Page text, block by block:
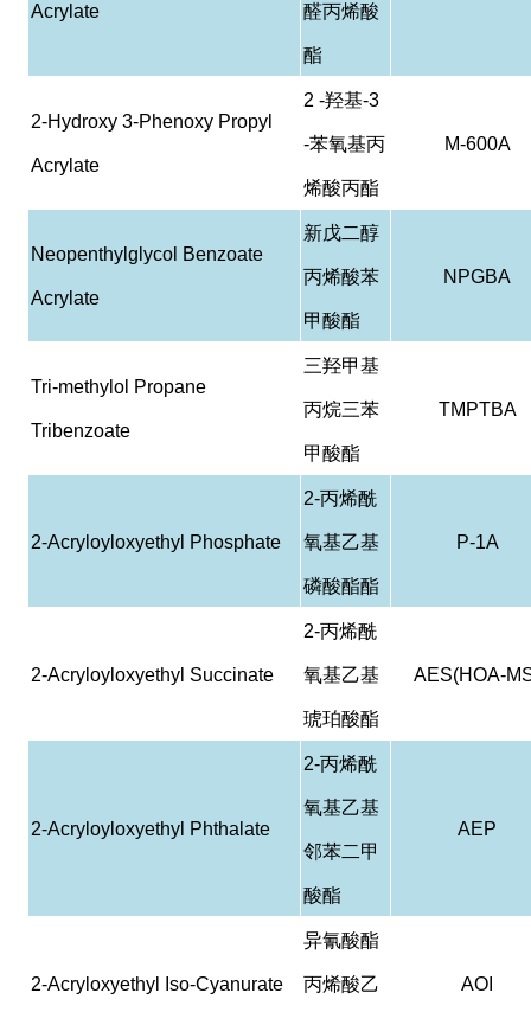
Acrylate 醛丙烯酸
酯
2-Hydroxy 3-Phenoxy Propyl
Acrylate
2 -羟基-3
-苯氧基丙
烯酸丙酯
M-600A
Neopenthylglycol Benzoate
Acrylate
新戊二醇
丙烯酸苯
甲酸酯
NPGBA
Tri-methylol Propane
Tribenzoate
三羟甲基
丙烷三苯
甲酸酯
TMPTBA
2-Acryloyloxyethyl Phosphate
2-丙烯酰
氧基乙基
磷酸酯酯
P-1A
2-Acryloyloxyethyl Succinate
2-丙烯酰
氧基乙基
琥珀酸酯
AES(HOA-
2-Acryloyloxyethyl Phthalate
2-丙烯酰
氧基乙基
邻苯二甲
酸酯
AEP
2-Acryloxyethyl Iso-Cyanurate
异氰酸酯
丙烯酸乙 AOI